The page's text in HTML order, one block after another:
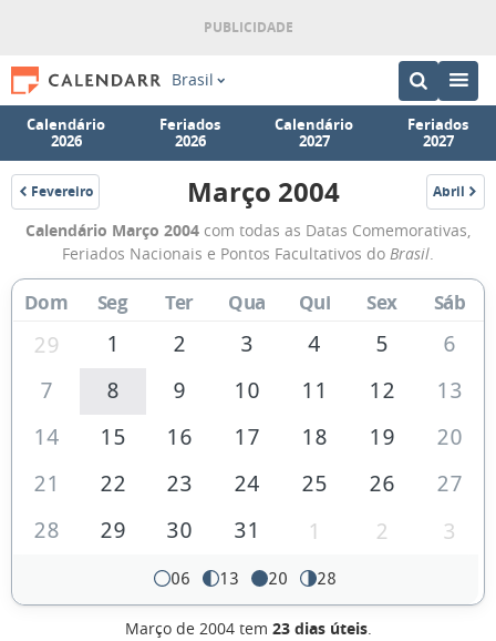
Brasil
Calendário
2026
Feriados
2026
Calendário
2027
Feriados
2027
Fevereiro
2004
Calendário
de
Março
de
2004
Março 2004 Abril
2004
Calendário Março 2004 com todas as Datas Comemorativas,
Feriados Nacionais e Pontos Facultativos do Brasil.
Dom Seg Ter Qua Qui Sex Sáb
29 1 2 3 4 5
6
7
8 9 10 11 12
13
14
15 16 17 18 19
20
21
22 23 24 25 26
27
28
29 30 31 1 2 3
06 13 20 28
Março de 2004 tem 23 dias úteis.